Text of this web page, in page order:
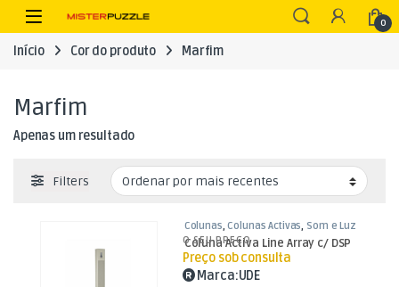
Skip to navigation
Skip to content
Open 0
Início Cor do produto Marfim
Marfim
Apenas um resultado
Filters
Colunas,Colunas Activas, Som e Luz
Coluna Activa Line Array c/ DSP
O SEU PREÇO
Preço sob consulta
Marca:UDE